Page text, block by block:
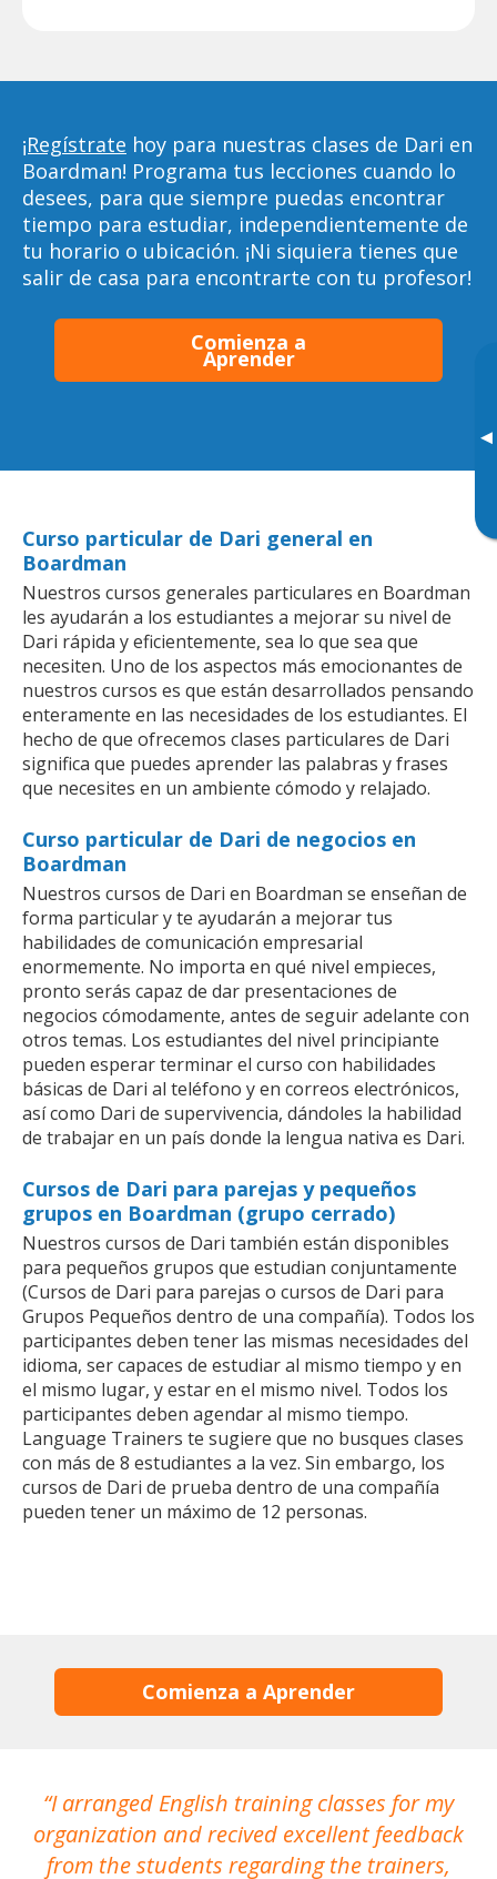
▸
¡Regístrate hoy para nuestras clases de Dari en
Boardman! Programa tus lecciones cuando lo
desees, para que siempre puedas encontrar
tiempo para estudiar, independientemente de
tu horario o ubicación. ¡Ni siquiera tienes que
salir de casa para encontrarte con tu profesor!
Comienza a
Aprender
Curso particular de Dari general en
Boardman
Nuestros cursos generales particulares en Boardman
les ayudarán a los estudiantes a mejorar su nivel de
Dari rápida y eficientemente, sea lo que sea que
necesiten. Uno de los aspectos más emocionantes de
nuestros cursos es que están desarrollados pensando
enteramente en las necesidades de los estudiantes. El
hecho de que ofrecemos clases particulares de Dari
significa que puedes aprender las palabras y frases
que necesites en un ambiente cómodo y relajado.
Curso particular de Dari de negocios en
Boardman
Nuestros cursos de Dari en Boardman se enseñan de
forma particular y te ayudarán a mejorar tus
habilidades de comunicación empresarial
enormemente. No importa en qué nivel empieces,
pronto serás capaz de dar presentaciones de
negocios cómodamente, antes de seguir adelante con
otros temas. Los estudiantes del nivel principiante
pueden esperar terminar el curso con habilidades
básicas de Dari al teléfono y en correos electrónicos,
así como Dari de supervivencia, dándoles la habilidad
de trabajar en un país donde la lengua nativa es Dari.
Cursos de Dari para parejas y pequeños
grupos en Boardman (grupo cerrado)
Nuestros cursos de Dari también están disponibles
para pequeños grupos que estudian conjuntamente
(Cursos de Dari para parejas o cursos de Dari para
Grupos Pequeños dentro de una compañía). Todos los
participantes deben tener las mismas necesidades del
idioma, ser capaces de estudiar al mismo tiempo y en
el mismo lugar, y estar en el mismo nivel. Todos los
participantes deben agendar al mismo tiempo.
Language Trainers te sugiere que no busques clases
con más de 8 estudiantes a la vez. Sin embargo, los
cursos de Dari de prueba dentro de una compañía
pueden tener un máximo de 12 personas.
Comienza a Aprender
I arranged English training classes for my
organization and recived excellent feedback
from the students regarding the trainers,